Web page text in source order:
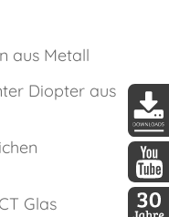
aus Metall
Diopter aus
Glas